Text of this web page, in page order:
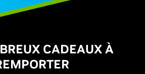
CADEAUX À